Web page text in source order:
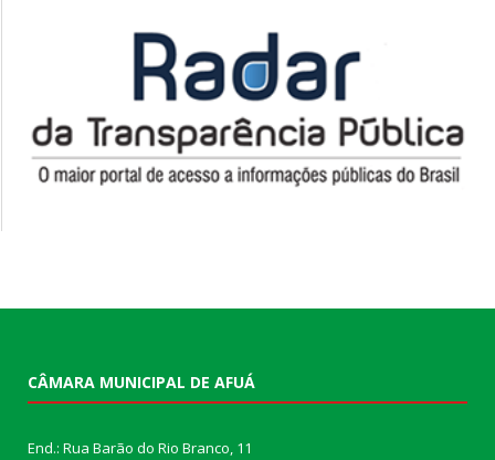
CÂMARA MUNICIPAL DE AFUÁ
End.: Rua Barão do Rio Branco, 11